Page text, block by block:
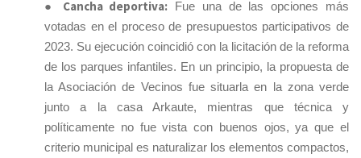
● Cancha deportiva: Fue una de las opciones más
votadas en el proceso de presupuestos participativos de
2023. Su ejecución coincidió con la licitación de la reforma
de los parques infantiles. En un principio, la propuesta de
la Asociación de Vecinos fue situarla en la zona verde
junto a la casa Arkaute, mientras que técnica y
políticamente no fue vista con buenos ojos, ya que el
criterio municipal es naturalizar los elementos compactos,